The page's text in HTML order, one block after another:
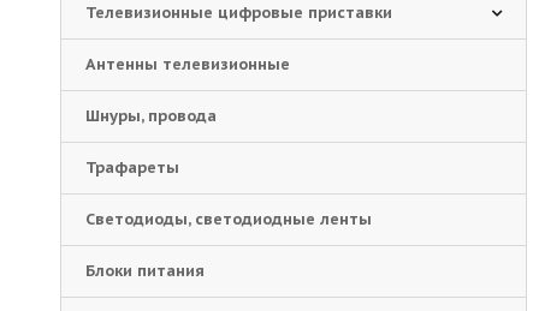
Телевизионные цифровые приставки
Антенны телевизионные
Шнуры, провода
Трафареты
Светодиоды, светодиодные ленты
Блоки питания